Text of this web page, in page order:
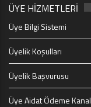
ÜYE HİZMETLERİ
Üye Bilgi Sistemi
Üyelik Koşulları
Üyelik Başvurusu
Üye Aidat Ödeme